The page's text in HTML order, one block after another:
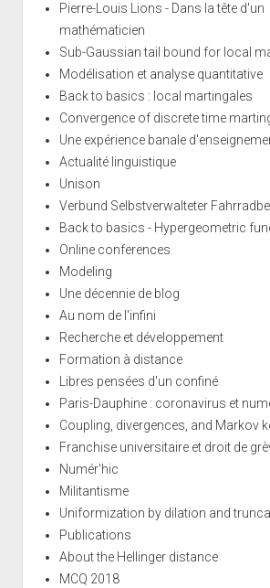
Pierre-Louis Lions - Dans la tête d'un
mathématicien
Sub-Gaussian tail bound for local
Modélisation et analyse quantitative
Back to basics : local martingales
Convergence of discrete time
Une expérience banale
Actualité linguistique
Unison
Verbund Selbstverwalteter
Back to basics - Hypergeometric
Online conferences
Modeling
Une décennie de blog
Au nom de l'infini
Recherche et développement
Formation à distance
Libres pensées d'un confiné
Paris-Dauphine : coronavirus et
Coupling, divergences, and Markov
Franchise universitaire et droit de
Numér'hic
Militantisme
Uniformization by dilation and
Publications
About the Hellinger distance
MCQ 2018